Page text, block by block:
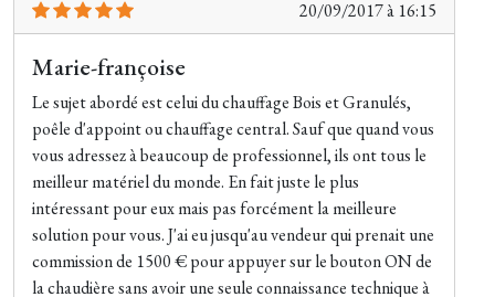
20/09/2017 à 16:15
Marie-françoise
Le sujet abordé est celui du chauffage Bois et Granulés,
poêle d'appoint ou chauffage central. Sauf que quand vous
vous adressez à beaucoup de professionnel, ils ont tous le
meilleur matériel du monde. En fait juste le plus
intéressant pour eux mais pas forcément la meilleure
solution pour vous. J'ai eu jusqu'au vendeur qui prenait une
commission de 1500 € pour appuyer sur le bouton ON de
la chaudière sans avoir une seule connaissance technique à